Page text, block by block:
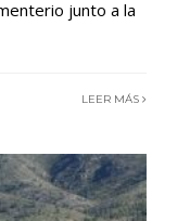
junto a la
LEER MÁS